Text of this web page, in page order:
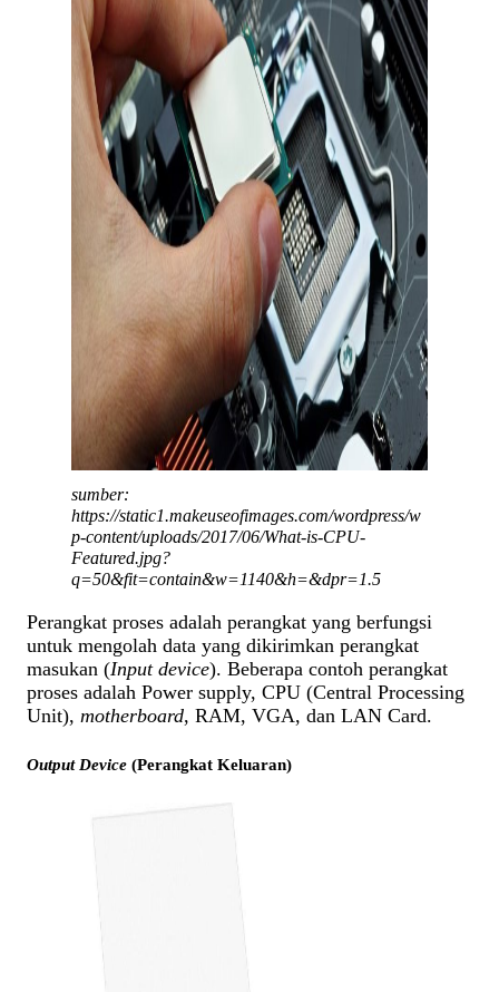
sumber:
https://static1.makeuseofimages.com/wordpress/w
p-content/uploads/2017/06/What-is-CPU-
Featured.jpg?
q=50&fit=contain&w=1140&h=&dpr=1.5
Perangkat proses adalah perangkat yang berfungsi
untuk mengolah data yang dikirimkan perangkat
masukan (Input device). Beberapa contoh perangkat
proses adalah Power supply, CPU (Central Processing
Unit), motherboard, RAM, VGA, dan LAN Card.
Output Device (Perangkat Keluaran)